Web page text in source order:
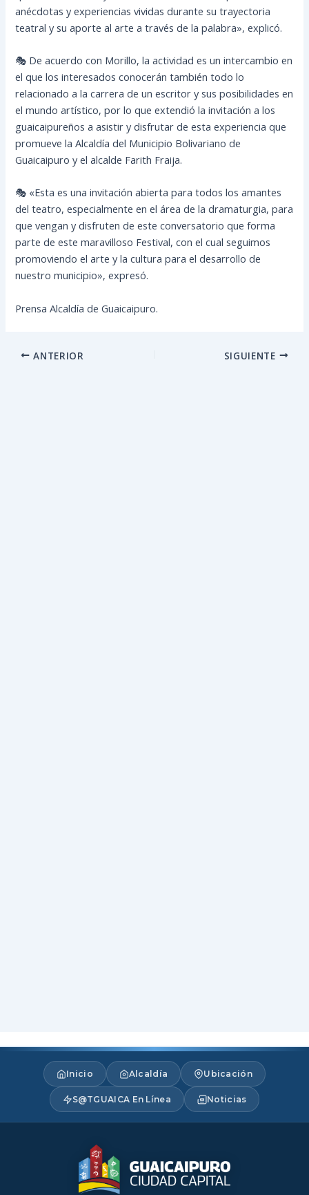
anécdotas y experiencias vividas durante su trayectoria
teatral y su aporte al arte a través de la palabra», explicó.
🎭 De acuerdo con Morillo, la actividad es un intercambio en
el que los interesados conocerán también todo lo
relacionado a la carrera de un escritor y sus posibilidades en
el mundo artístico, por lo que extendió la invitación a los
guaicaipureños a asistir y disfrutar de esta experiencia que
promueve la Alcaldía del Municipio Bolivariano de
Guaicaipuro y el alcalde Farith Fraija.
🎭 «Esta es una invitación abierta para todos los amantes
del teatro, especialmente en el área de la dramaturgia, para
que vengan y disfruten de este conversatorio que forma
parte de este maravilloso Festival, con el cual seguimos
promoviendo el arte y la cultura para el desarrollo de
nuestro municipio», expresó.
Prensa Alcaldía de Guaicaipuro.
ANTERIOR SIGUIENTE
Inicio Alcaldía Ubicación
S@TGUAICA En Línea Noticias